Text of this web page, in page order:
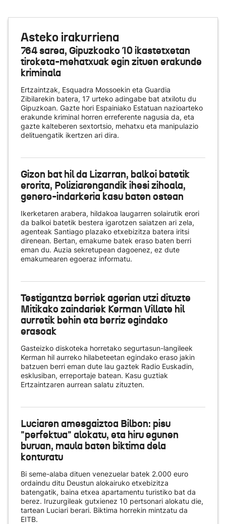
Asteko irakurriena
764 sarea, Gipuzkoako 10 ikastetxetan
tiroketa-mehatxuak egin zituen erakunde
kriminala
Ertzaintzak, Esquadra Mossoekin eta Guardia
Zibilarekin batera, 17 urteko adingabe bat atxilotu du
Gipuzkoan. Gazte hori Espainiako Estatuan nazioarteko
erakunde kriminal horren erreferente nagusia da, eta
gazte kalteberen sextortsio, mehatxu eta manipulazio
delituengatik ikertzen ari dira.
Gizon bat hil da Lizarran, balkoi batetik
erorita, Poliziarengandik ihesi zihoala,
genero-indarkeria kasu baten ostean
Ikerketaren arabera, hildakoa laugarren solairutik erori
da balkoi batetik bestera igarotzen saiatzen ari zela,
agenteak Santiago plazako etxebizitza batera iritsi
direnean. Bertan, emakume batek eraso baten berri
eman du. Auzia sekretupean dagoenez, ez dute
emakumearen egoeraz informatu.
Testigantza berriek agerian utzi dituzte
Mitikako zaindariek Kerman Villate hil
aurretik behin eta berriz egindako
erasoak
Gasteizko diskoteka horretako segurtasun-langileek
Kerman hil aurreko hilabeteetan egindako eraso jakin
batzuen berri eman dute lau gaztek Radio Euskadin,
esklusiban, erreportaje batean. Kasu guztiak
Ertzaintzaren aurrean salatu zituzten.
Luciaren amesgaiztoa Bilbon: pisu
"perfektua" alokatu, eta hiru egunen
buruan, maula baten biktima dela
konturatu
Bi seme-alaba dituen venezuelar batek 2.000 euro
ordaindu ditu Deustun alokairuko etxebizitza
batengatik, baina etxea apartamentu turistiko bat da
berez. Iruzurgileak gutxienez 10 pertsonari alokatu die,
tartean Luciari berari. Biktima horrekin mintzatu da
EITB.